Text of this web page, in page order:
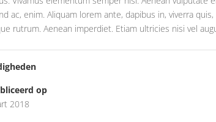
ac, enim. Aliquam lorem ante, dapibus in, viverra
rutrum. Aenean imperdiet. Etiam ultricies nisi vel
op
2018